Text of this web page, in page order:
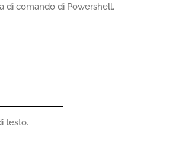
di comando di Powershell.
testo.